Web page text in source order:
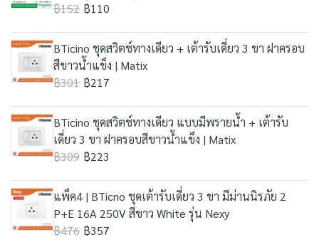
฿152 ฿110
BTicino ชุดสวิตช์ทางเดียว + เต้ารับเดี่ยว 3 ขา ฝาครอบ
สีขาวน้ำแข็ง | Matix
฿301 ฿217
BTicino ชุดสวิตช์ทางเดียว แบบมีพรายน้ำ + เต้ารับ
เดี่ยว 3 ขา ฝาครอบสีขาวน้ำแข็ง | Matix
฿309 ฿223
แพ็ค4 | BTicno ชุดเต้ารับเดี่ยว 3 ขา มีม่านนิรภัย 2
P+E 16A 250V สีขาว White รุ่น Nexy
฿476 ฿357